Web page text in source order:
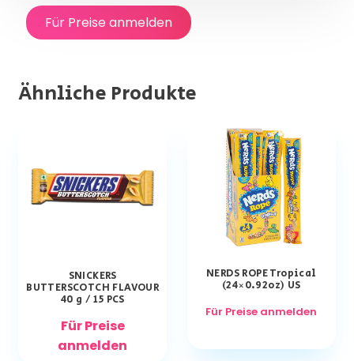
Für Preise anmelden
Ähnliche Produkte
SNICKERS
BUTTERSCOTCH FLAVOUR
40 g / 15 PCS
Für Preise
anmelden
NERDS ROPE Tropical
(24×0.92oz) US
Für Preise anmelden